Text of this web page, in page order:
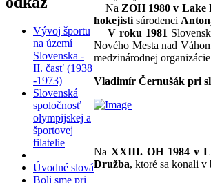
Vývoj športu
na území
Slovenska -
II. časť (1938
-1973)
Slovenská
spoločnosť
olympijskej a
športovej
filatelie
Úvodné slová
Boli sme pri
Na ZOH 1980 v Lake
hokejisti súrodenci
V roku 1981
Nového Mesta nad
medzinárodnej
Vladimír Černušák pri
NaXXIII. OH 1984 v
Družba, ktoré sa konali v